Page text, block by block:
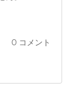
0 コメント